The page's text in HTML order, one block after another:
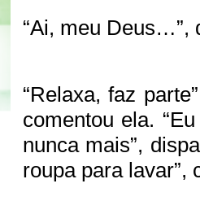
“Ai, meu Deus…”,
“Relaxa, faz
comentou ela.
nunca mais”,
roupa para lavar”,